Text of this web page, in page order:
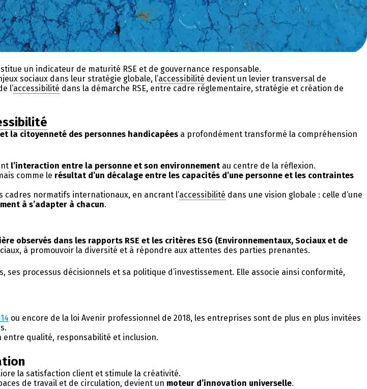
un indicateur de maturité RSE et de gouvernance responsable.
sociaux dans leur stratégie globale, l’accessibilité devient un levier transversal de
l’accessibilité dans la démarche RSE, entre cadre réglementaire, stratégie et création de
la citoyenneté des personnes handicapées a profondément transformé la compréhension
l’interaction entre la personne et son environnement au centre de la réflexion.
comme le résultat d’un décalage entre les capacités d’une personne et les contraintes
cadres normatifs internationaux, en ancrant l’accessibilité dans une vision globale : celle d’une
à s’adapter à chacun.
observés dans les rapports RSE et les critères ESG (Environnementaux, Sociaux et de
à promouvoir la diversité et à répondre aux attentes des parties prenantes.
ses processus décisionnels et sa politique d’investissement. Elle associe ainsi conformité,
ou encore de la loi Avenir professionnel de 2018, les entreprises sont de plus en plus invitées
qualité, responsabilité et inclusion.
la satisfaction client et stimule la créativité.
de travail et de circulation, devient un moteur d’innovation universelle.